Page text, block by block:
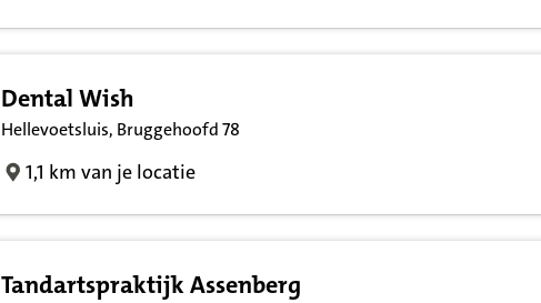
Dental Wish
Hellevoetsluis, Bruggehoofd 78
1,1 km van je locatie
Tandartspraktijk Assenberg